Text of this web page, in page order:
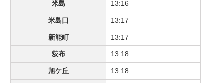
米島 13:16
米島口 13:17
新能町 13:17
荻布 13:18
旭ケ丘 13:18